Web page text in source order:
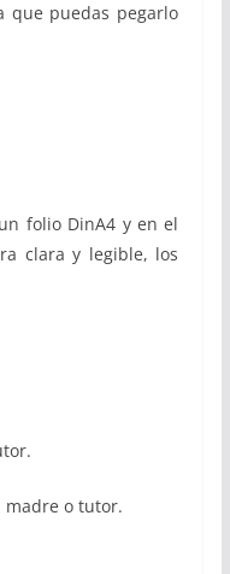
que puedas pegarlo
folio DinA4 y en el
clara y legible, los
madre o tutor.